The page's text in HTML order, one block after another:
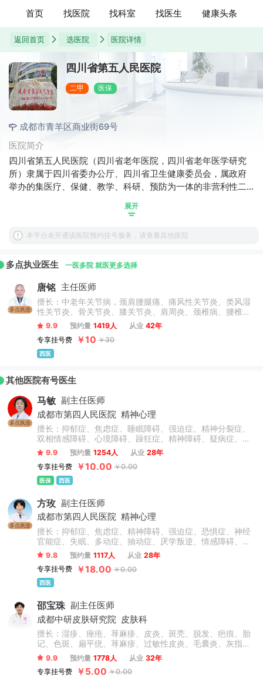
首页 找医院 找科室 找医生 健康头条
返回首页 选医院 医院详情
四川省第五人民医院
二甲 医保
成都市青羊区商业街69号
医院简介
四川省第五人民医院（四川省老年医院，四川省老年医学研究
所）隶属于四川省委办公厅、四川省卫生健康委员会，属政府
举办的集医疗、保健、教学、科研、预防为一体的非营利性二
务中心医疗机构运营单位）组成，编制床位500张。2017年起
心，按照华西医院的分院来建设，从品牌、管理、技术输出、
深度合作，为国家老年疾病临床医学研究中心（四川大学华西
中心协同研究网络成员单位。
展开
本平台未开通该医院预约挂号服务，请查看其他医院
多点执业医生 一医多院 就医更多选择
多点执业
唐铭 主任医师
擅长：中老年关节病，颈肩腰腿痛、痛风性关节炎、类风湿
性关节炎、骨关节炎、膝关节炎、肩周炎、颈椎病、腰椎病
及骨质疏松症等各种风湿免疫性疾病、关节炎疾病。
9.9 预约量 1419人 从业 42年
专享挂号费
￥10 ￥30
西医
其他医院有号医生
多点执业
马敏 副主任医师
成都市第四人民医院 精神心理
擅长：抑郁症、焦虑症、睡眠障碍、强迫症、精神分裂症、
双相情感障碍、心境障碍、躁狂症、精神障碍、疑病症、人
格障碍、妄想症、应激障碍、神经官能症等，尤其擅长儿童
青少年心理障碍、精神障碍及情绪障碍的心理治疗、物理治
疗、药物治疗等。
9.9 预约量 1254人 从业 28年
专享挂号费
￥10.00 ￥0.00
医保 西医
多点执业
方玫 副主任医师
成都市第四人民医院 精神心理
擅长：抑郁症、焦虑症、精神障碍、强迫症、恐惧症、神经
官能症、失眠、多动症、抽动症、厌学叛逆、情感障碍、幻
听、疑病症、躯体症状障碍、头晕头痛、植物神经紊乱、成
瘾心理、厌食症等多种状况。在治疗方面，尤其擅长结合药
物治疗与个性化物理综合疗法，效果显著。同时，针对厌
学、叛逆、学习困难、注意缺陷多动障碍、情感障碍及情绪
务。
9.8 预约量 1117人 从业 28年
专享挂号费
￥18.00 ￥0.00
西医
邵宝珠 副主任医师
成都中研皮肤研究院
皮肤科
擅长：湿疹、痤疮、荨麻疹、皮炎、斑秃、脱发、疤痕、胎
记、色斑、扁平疣、荨麻疹、过敏性皮炎、毛囊炎、灰指
甲、带状疱疹后遗症、趾疣、酒糟鼻、白癜风、银屑病、鱼
鳞病、皮肤瘙痒症、毛周角化、玫瑰糠疹.淀粉样变等。
9.9 预约量 1778人 从业 32年
专享挂号费
￥5.00 ￥0.00